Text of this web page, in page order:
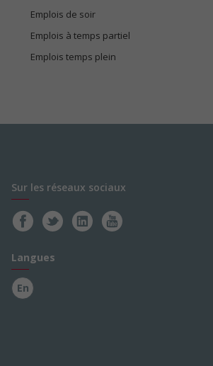
Emplois de soir
Emplois à temps partiel
Emplois temps plein
Sur les réseaux sociaux
Langues
En